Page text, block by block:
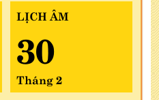
LỊCH ÂM
30
Tháng 2